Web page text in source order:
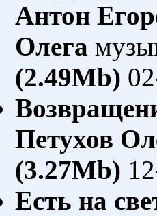
Антон
Олега
(2.49Mb)
Петухов
(3.27Mb)
Есть на